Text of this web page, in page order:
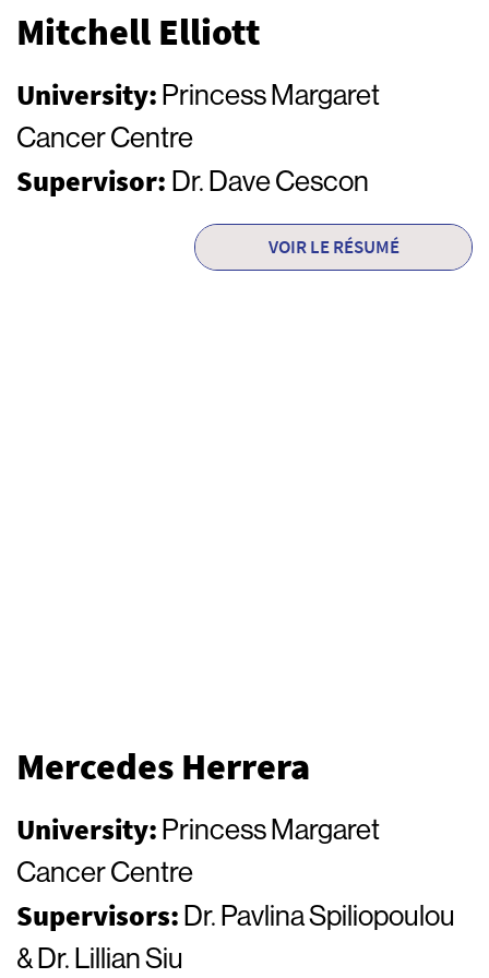
Mitchell Elliott
University: Princess Margaret
Cancer Centre
Supervisor: Dr. Dave Cescon
VOIR LE RÉSUMÉ
Mercedes Herrera
University: Princess Margaret
Cancer Centre
Supervisors: Dr. Pavlina Spiliopoulou
& Dr. Lillian Siu